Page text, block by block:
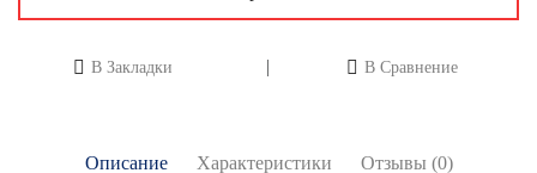
В Закладки В Сравнение
Описание Характеристики Отзывы (0)